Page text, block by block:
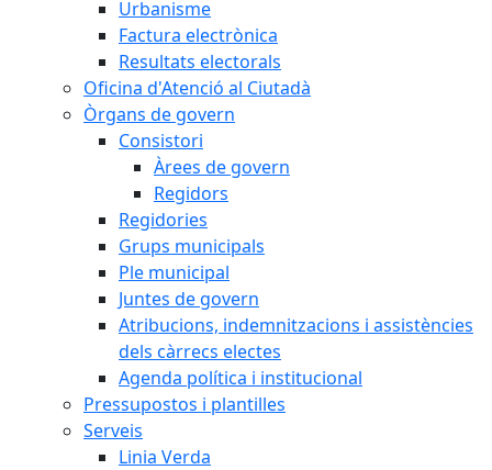
Urbanisme
Factura electrònica
Resultats electorals
Oficina d'Atenció al Ciutadà
Òrgans de govern
Consistori
Àrees de govern
Regidors
Regidories
Grups municipals
Ple municipal
Juntes de govern
Atribucions, indemnitzacions i assistències
dels càrrecs electes
Agenda política i institucional
Pressupostos i plantilles
Serveis
Linia Verda